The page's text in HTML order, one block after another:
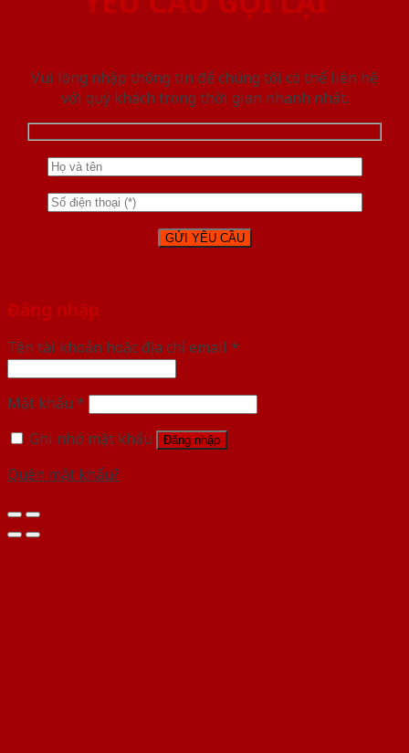
Vui lòng nhập thông tin để chúng tôi có thể liên hệ
với quý khách trong thời gian nhanh nhất.
Đăng nhập
Tên tài khoản hoặc địa chỉ email *
Mật khẩu *
Ghi nhớ mật khẩu
Đăng nhập
Quên mật khẩu?